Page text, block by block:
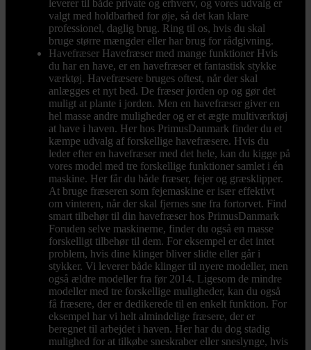
leverer til både private og erhverv, og vores udvalg er
valgt med holdbarhed for øje, så det kan klare
professionel, daglig brug. Ring til os, hvis du skal
bruge større mængder eller har brug for rådgivning.
Havefræser Havefræser med mange funktioner Hvis
du har en have, er en havefræser et fantastisk stykke
værktøj. Havefræsere bruges oftest, når der skal
anlægges et nyt bed. De fræser jorden op og gør det
muligt at plante i jorden. Men en havefræser giver en
hel masse andre muligheder og er et ægte multiværktøj
at have i haven. Her hos PrimusDanmark finder du et
kæmpe udvalg af forskellige havefræsere. Hvis du
leder efter en havefræser med det hele, kan du kigge på
vores model med tre forskellige funktioner samlet i én
maskine. Her får du både fræser, fejer og græsklipper.
At bruge fræseren som fejemaskine er især effektivt
om vinteren, når der skal fjernes sne fra fortorvet. Find
smart tilbehør til din havefræser hos PrimusDanmark
Foruden selve maskinerne, finder du også en masse
forskelligt tilbehør til dem. For eksempel er det intet
problem, hvis dine klinger bliver slidte eller går i
stykker. Vi leverer både klinger til nyere modeller, men
også ældre modeller fra før 2014. Ligesom de mindre
modeller med tre forskellige muligheder, kan du også
få fræsere, der er dedikerede til en enkelt funktion. For
eksempel har vi helt almindelige fræsere, der er
beregnet til arbejdet i haven. Her har du dog stadig
mulighed for at tilkøbe sneskraber eller sneslynge, hvis